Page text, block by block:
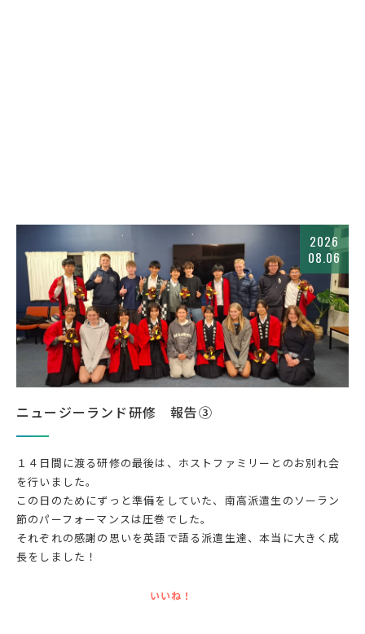
2026
08.06
ニュージーランド研修 報告③
１４日間に渡る研修の最後は、ホストファミリーとのお別れ会
を行いました。
この日のためにずっと準備をしていた、南高派遣生のソーラン
節のパーフォーマンスは圧巻でした。
それぞれの感謝の思いを英語で語る派遣生達、本当に大きく成
長をしました！
いいね！